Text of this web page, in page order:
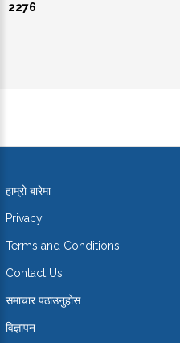
2276
हाम्रो बारेमा
Privacy
Terms and Conditions
Contact Us
समाचार पठाउनुहोस
विज्ञापन